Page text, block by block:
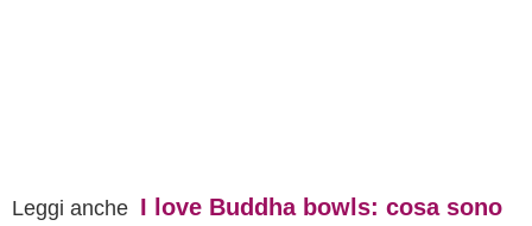
Leggi anche I love Buddha bowls: cosa sono